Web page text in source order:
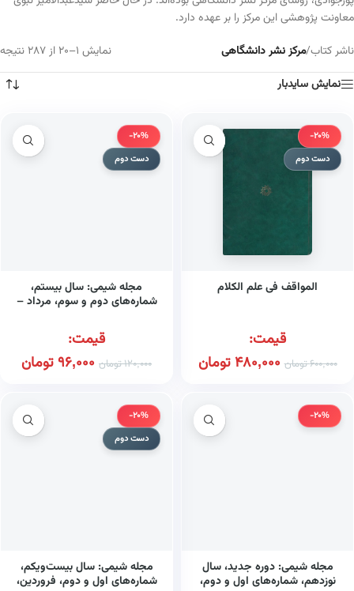
معاونت پژوهشی این مرکز را بر عهده دارد.
ناشر کتاب/مرکز نشر دانشگاهی
نمایش 1–20 از 287 نتیجه
نمایش سایدبار
-20%
دست دوم
المواقف فی علم الکلام
قیمت:
600,000تومان 480,000تومان
-20%
دست دوم
مجله شیمی: سال بیستم،
شماره‌های دوم و سوم، مرداد –
قیمت:
120,000تومان 96,000تومان
-20%
مجله شیمی: دوره جدید، سال
نوزدهم، شماره‌های اول و دوم،
-20%
دست دوم
مجله شیمی: سال بیست‌ویکم،
شماره‌های اول و دوم، فروردین،